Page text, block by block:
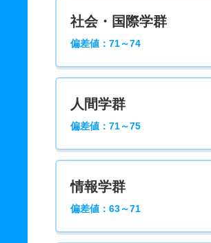
社会・国際学群
偏差値：71～74
人間学群
偏差値：71～75
情報学群
偏差値：63～71